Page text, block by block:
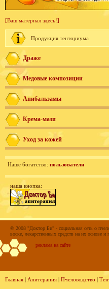
[Ваш материал здесь!]
Продукция тенториума
Драже
Медовые композиции
Апибальзамы
Крема-мази
Уход за кожей
Наше богатство: пользователи
наша кнопка:
© 2008 "Доктор Би" - социальная сеть о
воске, лекарственных средств на их основе
реклама на сайте
Главная | Апитерапия | Пчеловодство |